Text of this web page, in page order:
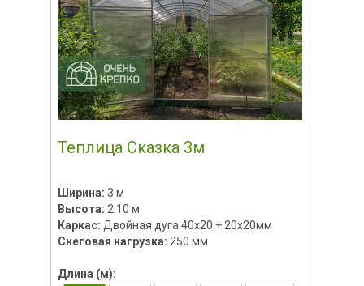
Теплица Сказка 3м
Ширина: 3 м
Высота: 2.10 м
Каркас: Двойная дуга 40х20 + 20х20мм
Снеговая нагрузка: 250 мм
Длина (м):